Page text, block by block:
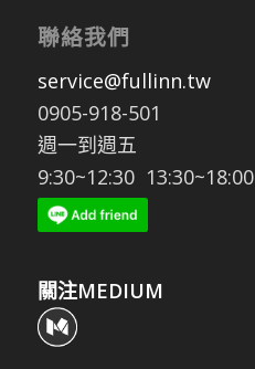
聯絡我們
service@fullinn.tw
0905-918-501
週一到週五
9:30~12:30 13:30~18:00
關注MEDIUM